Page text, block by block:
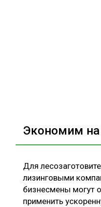
Экономим на
Для
лизинговыми
бизнесмены могут
применить